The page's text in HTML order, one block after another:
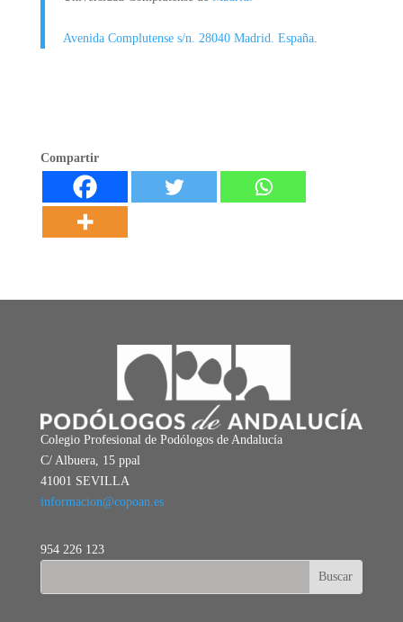
Avenida Complutense s/n. 28040 Madrid. España.
Compartir
Colegio Profesional de Podólogos de Andalucía
C/ Albuera, 15 ppal
41001 SEVILLA
informacion@copoan.es
954 226 123